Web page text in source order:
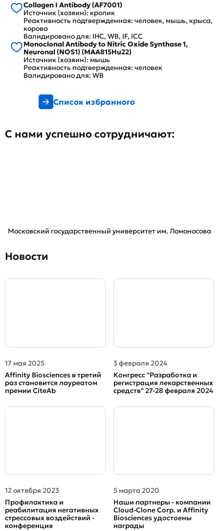
Collagen I Antibody (AF7001)
Источник (хозяин): кролик
Реактивность подтвержденная: человек, мышь, крыса,
корова
Валидировано для: IHC, WB, IF, ICC
Monoclonal Antibody to Nitric Oxide Synthase 1,
Neuronal (NOS1) (MAA815Hu22)
Источник (хозяин): мышь
Реактивность подтвержденная: человек
Валидировано для: WB
Список избранного
С нами успешно сотрудничают:
Московский государственный университет им. Ломоносова
Новости
17 мая 2025
Affinity Biosciences в третий
раз становится лауреатом
премии CiteAb
3 февраля 2024
Конгресс "Разработка и
регистрация лекарственных
средств" 27-28 февраля 2024
12 октября 2023
Профилактика и
реабилитация негативных
стрессовых воздействий -
конференция
5 марта 2020
Наши партнеры - компании
Cloud-Clone Corp. и Affinity
Biosciences удостоены
награды